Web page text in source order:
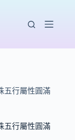
五行屬性圓滿
五行屬性圓滿